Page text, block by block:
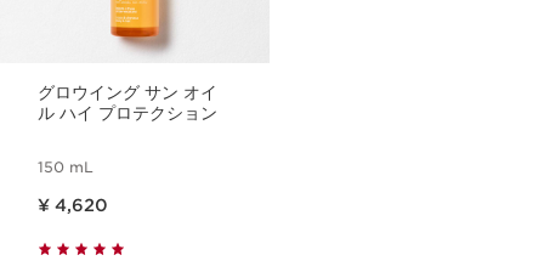
グロウイング サン オイ
ル ハイ プロテクション
150 mL
¥ 4,620